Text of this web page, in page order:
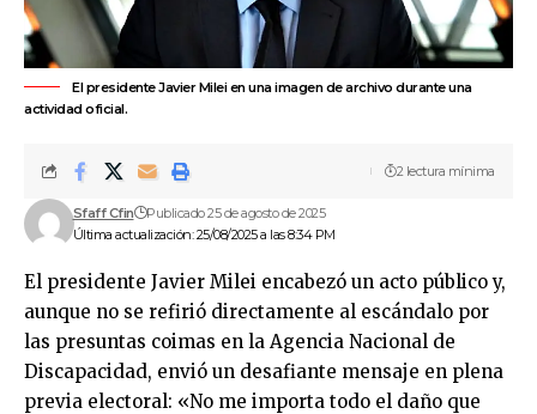
El presidente Javier Milei en una imagen de archivo durante una
actividad oficial.
Última actualización: 25/08/2025 a las 8:34 PM
Sfaff Cfin Publicado 25 de agosto de 2025
2 lectura mínima
El presidente Javier Milei encabezó un acto público y,
aunque no se refirió directamente al escándalo por
las presuntas coimas en la Agencia Nacional de
Discapacidad, envió un desafiante mensaje en plena
previa electoral: «No me importa todo el daño que